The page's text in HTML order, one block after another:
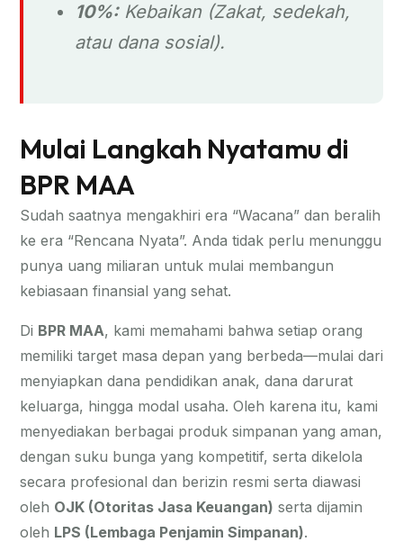
10%:Kebaikan (Zakat, sedekah,
atau dana sosial).
Mulai Langkah Nyatamu di
BPR MAA
Sudah saatnya mengakhiri era “Wacana” dan beralih
ke era “Rencana Nyata”. Anda tidak perlu menunggu
punya uang miliaran untuk mulai membangun
kebiasaan finansial yang sehat.
Di BPR MAA, kami memahami bahwa setiap orang
memiliki target masa depan yang berbeda—mulai dari
menyiapkan dana pendidikan anak, dana darurat
keluarga, hingga modal usaha. Oleh karena itu, kami
menyediakan berbagai produk simpanan yang aman,
dengan suku bunga yang kompetitif, serta dikelola
secara profesional dan berizin resmi serta diawasi
oleh OJK (Otoritas Jasa Keuangan) serta dijamin
oleh LPS (Lembaga Penjamin Simpanan).